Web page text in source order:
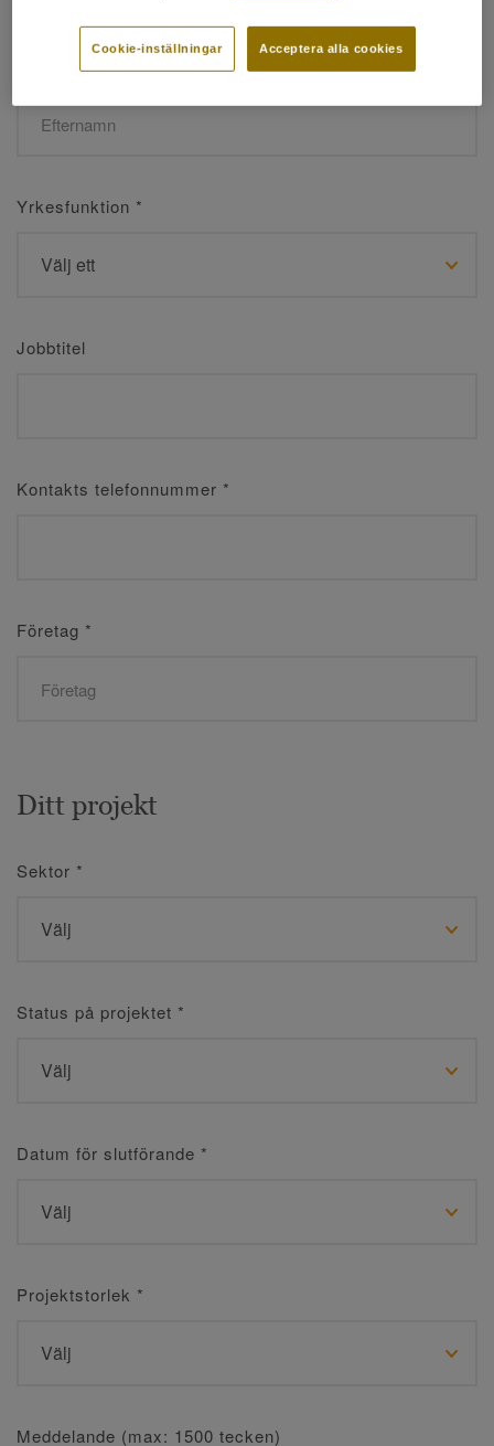
Efternamn*
Yrkesfunktion *
Jobbtitel
Kontakts telefonnummer *
Företag *
Ditt projekt
Sektor *
Status på projektet *
Datum för slutförande *
Projektstorlek *
Meddelande (max: 1500 tecken)
Acceptera alla cookies
Cookie-inställningar